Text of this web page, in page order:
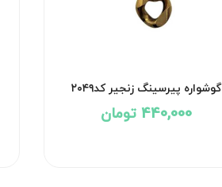
گوشواره پیرسینگ زنجیر کد۲۰۴۹
440,000 تومان